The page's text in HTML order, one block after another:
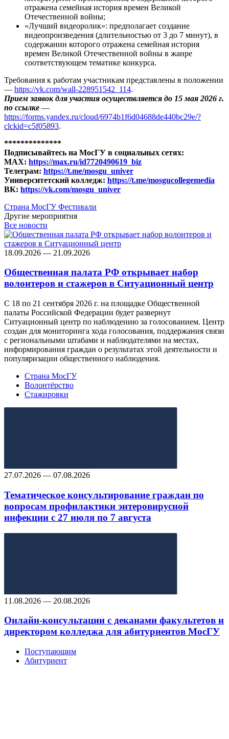
отражена семейная история времен Великой
Отечественной войны;
«Лучший видеоролик»: предполагает создание
видеопроизведения (длительностью от 3 до 7 минут), в
содержании которого отражена семейная история
времен Великой Отечественной войны в жанре
соответствующем тематике конкурса.
Требования к работам участникам представлены в положении
— https://vk.com/wall-228951542_114.
Прием заявок для участия осуществляется до 15 мая 2026 г.
по ссылке —
https://forms.yandex.ru/cloud/6974b1f6d04688de440bc29e/?
clckid=c5f05893.
**************
Подписывайтесь на МосГУ в социальных сетях:
MAX: https://max.ru/id7720490619_biz
Телеграм: https://t.me/mosgu_univer
Университетский колледж: https://t.me/mosgucollegemedia
ВК: https://vk.com/mosgu_univer
Страна МосГУФестивали
Другие мероприятия
Все новости
18.09.2026 — 21.09.2026
Общественная палата РФ открывает набор
волонтеров и стажеров в Ситуационный центр
С 18 по 21 сентября 2026 г. на площадке Общественной
палаты Российской Федерации будет развернут
Ситуационный центр по наблюдению за голосованием. Центр
создан для мониторинга хода голосования, поддержания связи
с региональными штабами и наблюдателями на местах,
информирования граждан о результатах этой деятельности и
популяризации общественного наблюдения.
Страна МосГУ
Волонтёрство
Стажировки
27.07.2026 — 07.08.2026
Тематическое консультирование граждан по
вопросам профилактики энтеровирусной
инфекции с 27 июля по 7 августа
11.08.2026 — 20.08.2026
Онлайн-консультации с деканами факультетов и
директором колледжа для абитуриентов МосГУ
Поступающим
Абитуриент